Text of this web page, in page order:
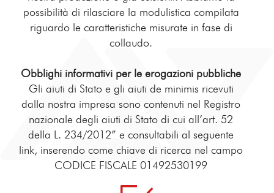
possibilità di rilasciare la modulistica compilata
riguardo le caratteristiche misurate in fase di
collaudo.
Obblighi informativi per le erogazioni pubbliche
Gli aiuti di Stato e gli aiuti de minimis ricevuti
dalla nostra impresa sono contenuti nel Registro
nazionale degli aiuti di Stato di cui all’art. 52
della L. 234/2012” e consultabili al seguente
link, inserendo come chiave di ricerca nel campo
CODICE FISCALE 01492530199